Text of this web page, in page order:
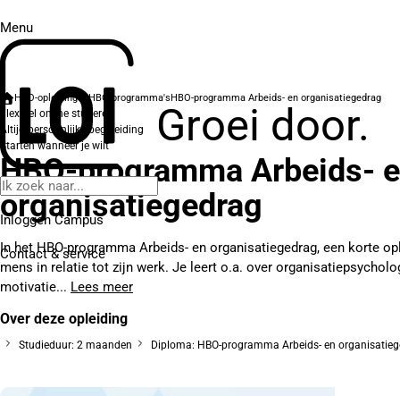
Menu
Groei door.
Inloggen Campus
Contact& service
HBO-opleidingenHBO-programma'sHBO-programma Arbeids- en organisatiegedrag
Flexibel online studeren
Altijd persoonlijke begeleiding
Starten wanneer je wilt
HBO-programma Arbeids-
organisatiegedrag
In het HBO-programma Arbeids- en organisatiegedrag, een korte
mens in relatie tot zijn werk. Je leert o.a. over
motivatie... Lees meer
Over deze opleiding
Studieduur: 2 maanden Diploma: HBO-programma Arbeids- en